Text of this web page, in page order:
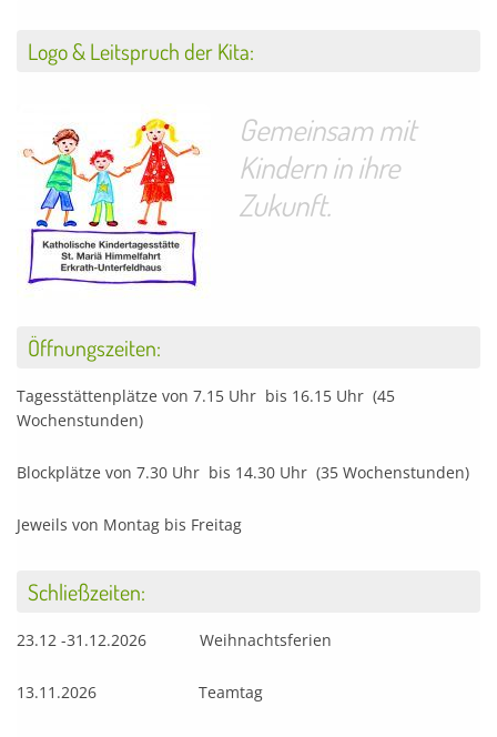
Logo & Leitspruch der Kita:
Gemeinsam mit
Kindern in ihre
Zukunft.
Öffnungszeiten:
Tagesstättenplätze von 7.15 Uhr bis 16.15 Uhr (45
Wochenstunden)
Blockplätze von 7.30 Uhr bis 14.30 Uhr (35 Wochenstunden)
Jeweils von Montag bis Freitag
Schließzeiten:
23.12 -31.12.2026 Weihnachtsferien
13.11.2026 Teamtag